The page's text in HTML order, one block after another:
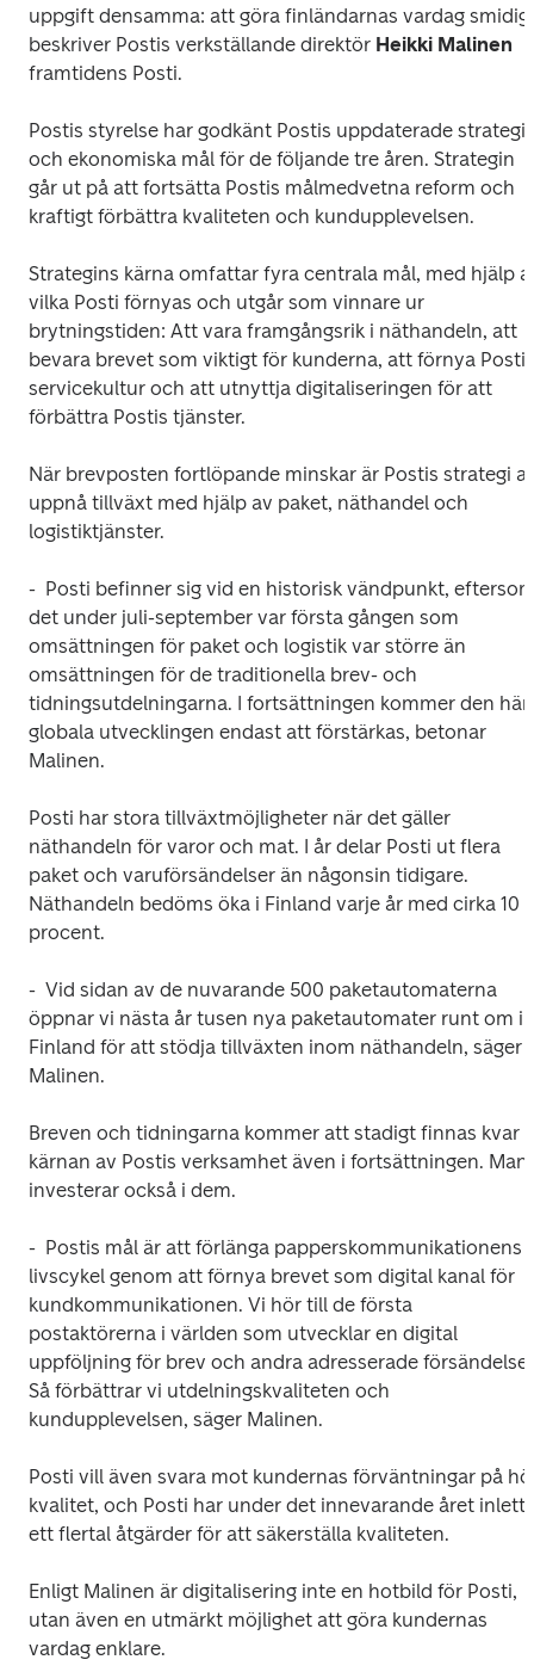
uppgift densamma: att göra finländarnas vardag smidig,
beskriver Postis verkställande direktör Heikki Malinen
framtidens Posti.
Postis styrelse har godkänt Postis uppdaterade strategi
och ekonomiska mål för de följande tre åren. Strategin
går ut på att fortsätta Postis målmedvetna reform och
kraftigt förbättra kvaliteten och kundupplevelsen.
Strategins kärna omfattar fyra centrala mål, med hjälp
vilka Posti förnyas och utgår som vinnare ur
brytningstiden: Att vara framgångsrik i näthandeln, att
bevara brevet som viktigt för kunderna, att förnya Postis
servicekultur och att utnyttja digitaliseringen för att
förbättra Postis tjänster.
När brevposten fortlöpande minskar är Postis strategi
uppnå tillväxt med hjälp av paket, näthandel och
logistiktjänster.
-  Posti befinner sig vid en historisk vändpunkt,
det under juli-september var första gången som
omsättningen för paket och logistik var större än
omsättningen för de traditionella brev- och
tidningsutdelningarna. I fortsättningen kommer den här
globala utvecklingen endast att förstärkas, betonar
Malinen.
Posti har stora tillväxtmöjligheter när det gäller
näthandeln för varor och mat. I år delar Posti ut flera
paket och varuförsändelser än någonsin tidigare.
Näthandeln bedöms öka i Finland varje år med cirka 10
procent.
-  Vid sidan av de nuvarande 500 paketautomaterna
öppnar vi nästa år tusen nya paketautomater runt om i
Finland för att stödja tillväxten inom näthandeln, säger
Malinen.
Breven och tidningarna kommer att stadigt finnas kvar i
kärnan av Postis verksamhet även i fortsättningen. Man
investerar också i dem.
-  Postis mål är att förlänga papperskommunikationens
livscykel genom att förnya brevet som digital kanal för
kundkommunikationen. Vi hör till de första
postaktörerna i världen som utvecklar en digital
uppföljning för brev och andra adresserade
Så förbättrar vi utdelningskvaliteten och
kundupplevelsen, säger Malinen.
Posti vill även svara mot kundernas förväntningar på
kvalitet, och Posti har under det innevarande året inlett
ett flertal åtgärder för att säkerställa kvaliteten.
Enligt Malinen är digitalisering inte en hotbild för Posti,
utan även en utmärkt möjlighet att göra kundernas
vardag enklare.